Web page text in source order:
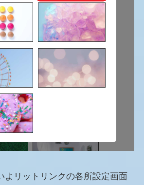
よリットリンクの各所設定画面